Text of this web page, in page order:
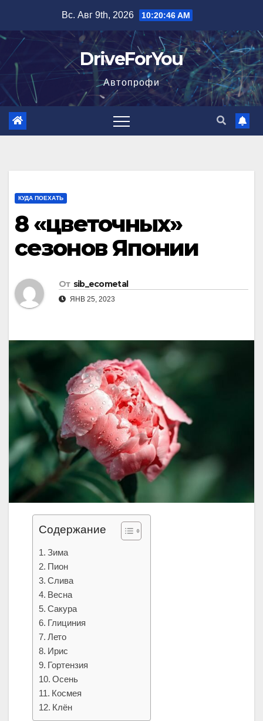
содержимому
Вс. Авг 9th, 2026 10:20:48 AM
DriveForYou
Автопрофи
КУДА ПОЕХАТЬ
8 «цветочных»
сезонов Японии
От sib_ecometal
ЯНВ 25, 2023
Содержание
Зима
Пион
Слива
Весна
Сакура
Глициния
Лето
Ирис
Гортензия
Осень
Космея
Клён